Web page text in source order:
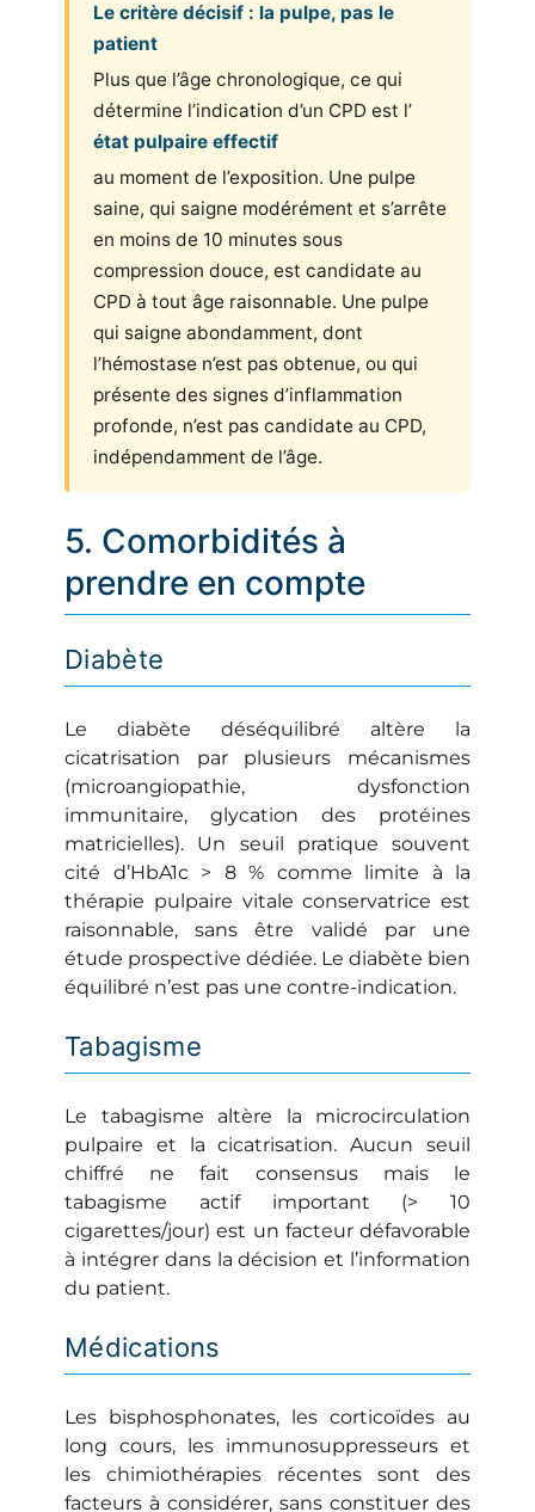
Le critère décisif : la pulpe, pas le
patient
Plus que l’âge chronologique, ce qui
détermine l’indication d’un CPD est l’
état pulpaire effectif
au moment de l’exposition. Une pulpe
saine, qui saigne modérément et s’arrête
en moins de 10 minutes sous
compression douce, est candidate au
CPD à tout âge raisonnable. Une pulpe
qui saigne abondamment, dont
l’hémostase n’est pas obtenue, ou qui
présente des signes d’inflammation
profonde, n’est pas candidate au CPD,
indépendamment de l’âge.
5. Comorbidités à
prendre en compte
Diabète
Le diabète déséquilibré altère la
cicatrisation par plusieurs mécanismes
(microangiopathie, dysfonction
immunitaire, glycation des protéines
matricielles). Un seuil pratique souvent
cité d’HbA1c > 8 % comme limite à la
thérapie pulpaire vitale conservatrice est
raisonnable, sans être validé par une
étude prospective dédiée. Le diabète bien
équilibré n’est pas une contre-indication.
Tabagisme
Le tabagisme altère la microcirculation
pulpaire et la cicatrisation. Aucun seuil
chiffré ne fait consensus mais le
tabagisme actif important (> 10
cigarettes/jour) est un facteur défavorable
à intégrer dans la décision et l’information
du patient.
Médications
Les bisphosphonates, les corticoïdes au
long cours, les immunosuppresseurs et
les chimiothérapies récentes sont des
facteurs à considérer, sans constituer des